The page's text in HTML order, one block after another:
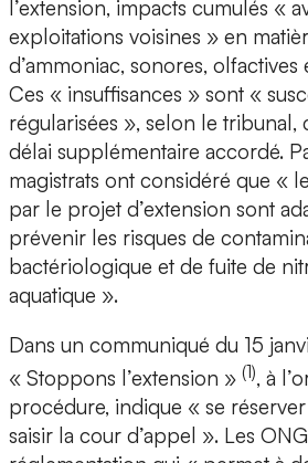
l’extension, impacts cumulés «
exploitations voisines » en
d’ammoniac, sonores,
Ces « insuffisances » sont «
régularisées », selon le tribunal,
délai supplémentaire accordé.
magistrats ont considéré que «
par le projet d’extension sont
prévenir les risques de
bactériologique et de fuite de
aquatique ».
Dans un communiqué du 15
« Stoppons l’extension » (1), à
procédure, indique « se
saisir la cour d’appel ». Les